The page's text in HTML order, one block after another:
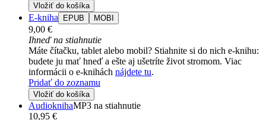
Vložiť do košíka
E-kniha EPUB MOBI
9,00 €
Ihneď na stiahnutie
Máte čítačku, tablet alebo mobil? Stiahnite si do nich e-knihu:
budete ju mať hneď a ešte aj ušetríte život stromom. Viac
informácii o e-knihách nájdete tu.
Pridať do zoznamu
Vložiť do košíka
AudioknihaMP3 na stiahnutie
10,95 €